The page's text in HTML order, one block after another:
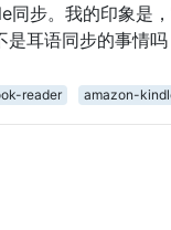
同步。我的印象是
耳语同步的事情
reader amazon-